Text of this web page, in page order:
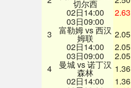
切尔西
02日14:00
2.63
03日09:00
3
富勒姆 vs 西汉
姆联 2.05
02日14:00
2.05
03日09:00 2.05
4
曼城 vs 诺丁汉
森林 1.36
02日14:00
1.36
上证指数